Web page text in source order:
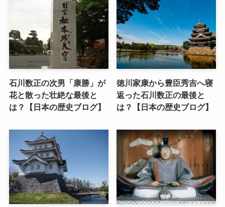
石川数正の次男「康勝」が
花と散った壮絶な最後と
は？【日本の歴史ブログ】
徳川家康から豊臣秀吉へ寝
返った石川数正の最後と
は？【日本の歴史ブログ】